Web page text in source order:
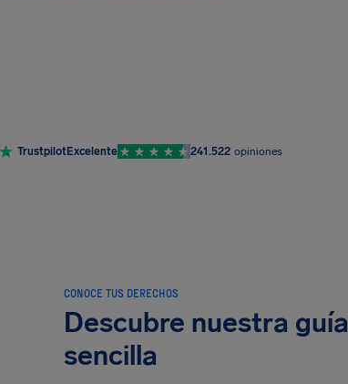
TrustpilotExcelente 241.522 opiniones
CONOCE TUS DERECHOS
Descubre nuestra guía
sencilla